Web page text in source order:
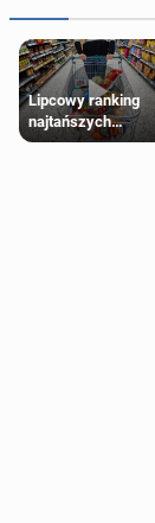
Lipcowy ranking
najtańszych
supermarketów